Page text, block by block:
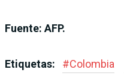
Fuente: AFP.
Etiquetas: #Colombia